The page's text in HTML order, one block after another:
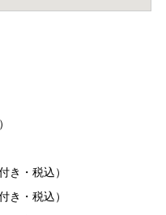
き・税込）
き・税込）